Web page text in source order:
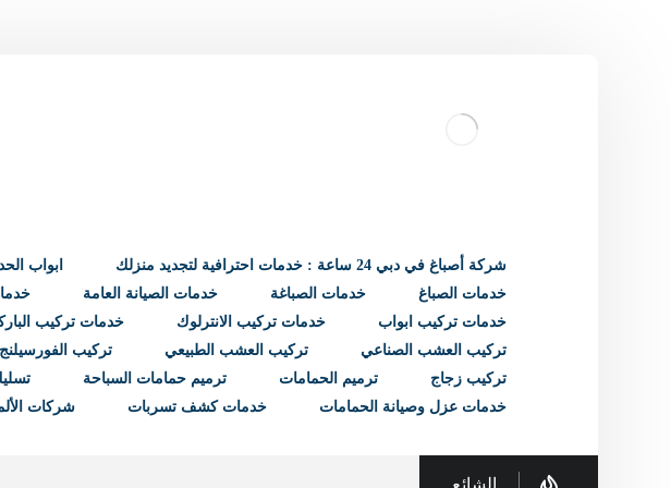
شركة أصباغ في دبي 24 ساعة : خدمات احترافية لتجديد منزلك ابواب
خدمات الصباغ
خدمات الصباغة خدمات الصيانة العامة
خدمات تركيب ابواب
خدمات تركيب الانترلوك خدمات تركيب
تركيب العشب الصناعي
تركيب العشب الطبيعي تركيب الفورسيلنج
تركيب زجاج
ترميم الحمامات ترميم حمامات السباحة
خدمات عزل وصيانة الحمامات
خدمات كشف تسربات شركات
الشائع